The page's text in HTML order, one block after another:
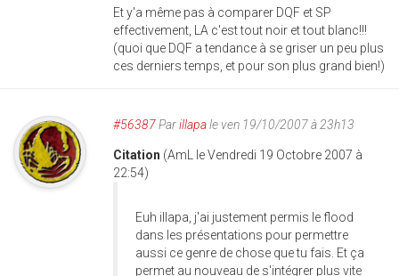
Et y'a même pas à comparer DQF et SP
effectivement, LA c'est tout noir et tout blanc!!!
(quoi que DQF a tendance à se griser un peu plus
ces derniers temps, et pour son plus grand bien!)
#56387Parillapale ven 19/10/2007 à 23h13
Citation (AmL le Vendredi 19 Octobre 2007 à
22:54)
Euh illapa, j'ai justement permis le flood
dans les présentations pour permettre
aussi ce genre de chose que tu fais. Et ça
permet au nouveau de s'intégrer plus vite